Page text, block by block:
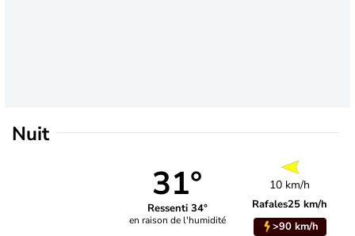
Nuit
31°
Ressenti 34°
en raison de l'humidité
10 km/h
Rafales25 km/h
>90 km/h